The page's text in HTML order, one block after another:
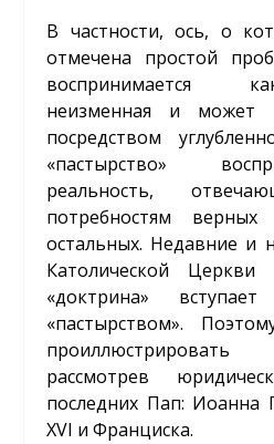
В частности, ось, о
отмечена простой
воспринимается
неизменная и может
посредством
«пастырство»
реальность,
потребностям
остальных. Недавние и
Католической Церкви
«доктрина»
«пастырством».
рассмотрев
последних Пап: Иоанна
XVI и Франциска.